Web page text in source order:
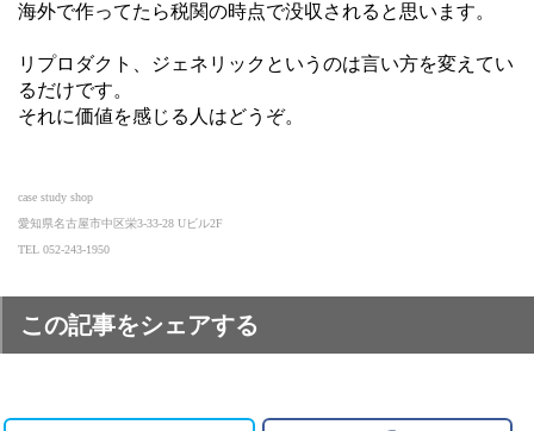
海外で作ってたら税関の時点で没収されると思います。
リプロダクト、ジェネリックというのは言い方を変えてい
るだけです。
それに価値を感じる人はどうぞ。
case study shop
愛知県名古屋市中区栄3-33-28 Uビル2F
TEL 052-243-1950
この記事をシェアする